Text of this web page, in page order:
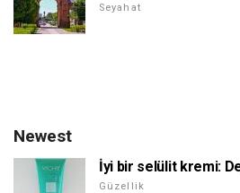
Seyahat
Newest
İyi bir selülit kremi:
Güzellik